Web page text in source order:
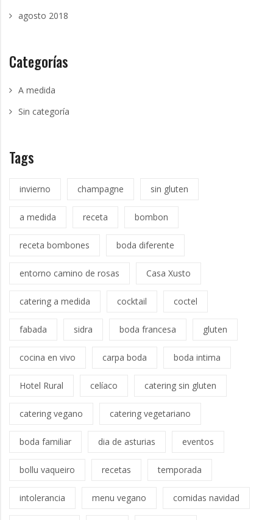
agosto 2018
Categorías
A medida
Sin categoría
Tags
invierno champagne sin gluten
a medida receta bombon
receta bombones boda diferente
entorno camino de rosas Casa Xusto
catering a medida cocktail coctel
fabada sidra boda francesa gluten
cocina en vivo carpa boda boda intima
Hotel Rural celíaco catering sin gluten
catering vegano catering vegetariano
boda familiar dia de asturias eventos
bollu vaqueiro recetas temporada
intolerancia menu vegano comidas navidad